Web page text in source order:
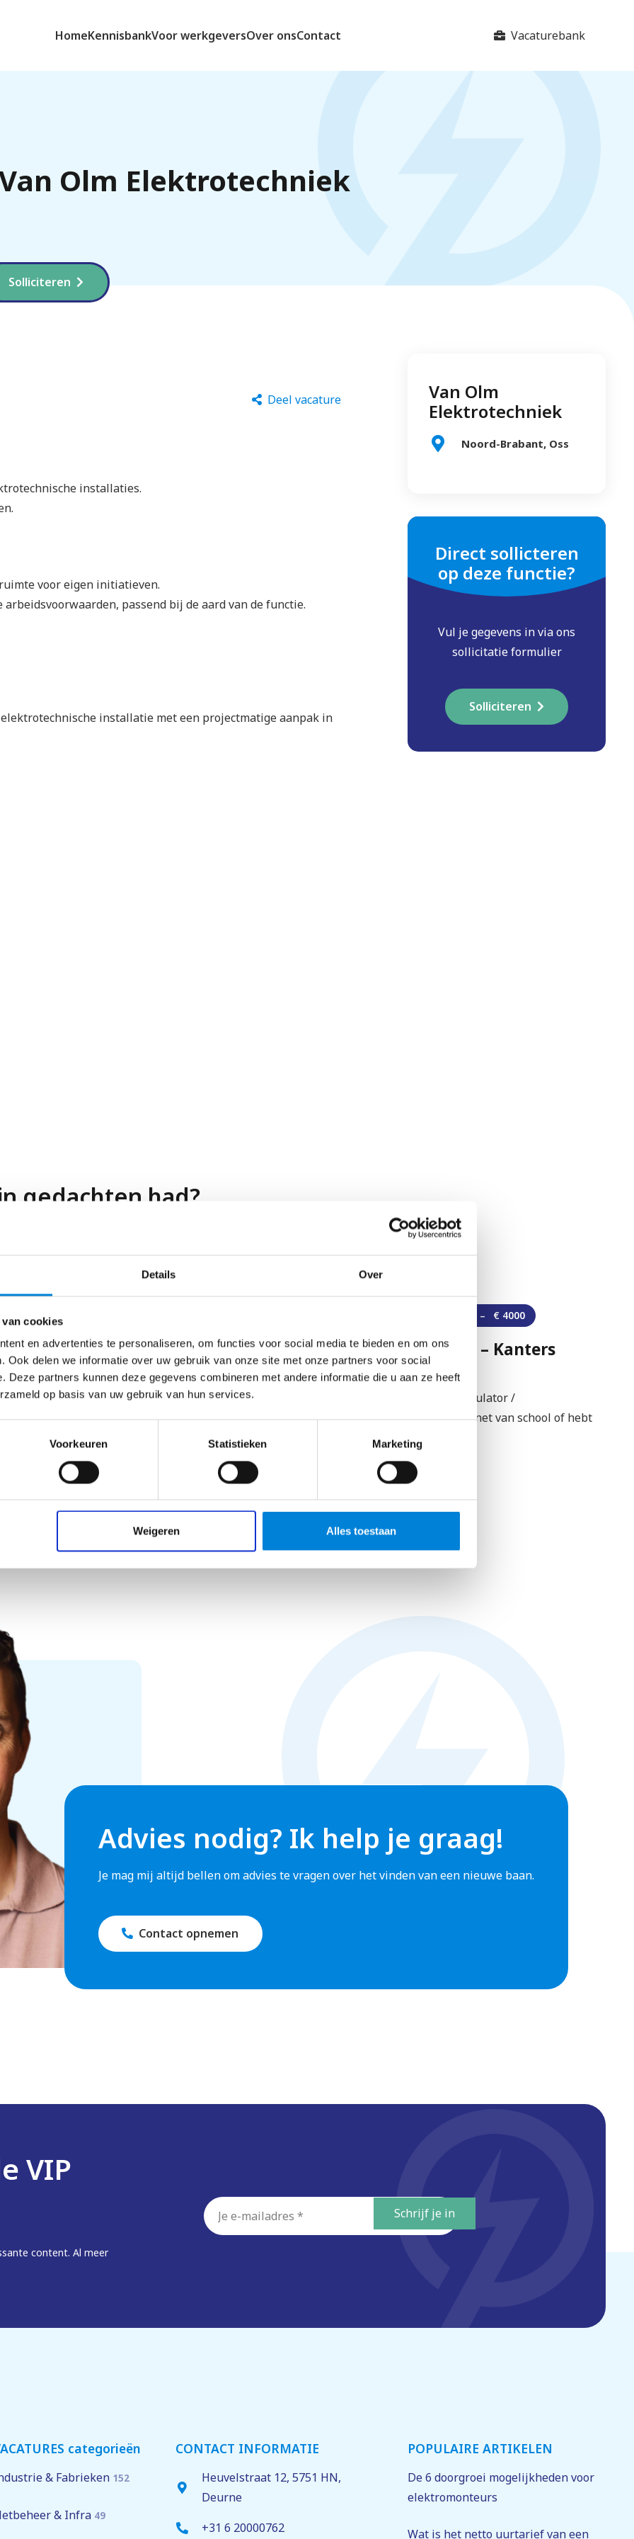
Details Over
cookies
en advertenties te personaliseren, om functies voor social media te bieden en om ons
Ook delen we informatie over uw gebruik van onze site met onze partners voor social
Deze partners kunnen deze gegevens combineren met andere informatie die u aan ze heeft
op basis van uw gebruik van hun services.
Voorkeuren Statistieken Marketing
Weigeren Alles toestaan
HomeKennisbankVoor werkgeversOver onsContact Vacaturebank
Olm Elektrotechniek
Solliciteren
Deel vacature
installaties.
voor eigen initiatieven.
passend bij de aard van de functie.
installatie met een projectmatige aanpak in
. Jouw sollicitatie wordt doorgezet naar Van Olm.
Van Olm
Elektrotechniek
Noord-Brabant, Oss
Direct sollicteren
op deze functie?
Vul je gegevens in via ons
sollicitatie formulier
Solliciteren
gedachten had?
Werkvoorbereider – Kanters
E.Tech
Werken bij Kanters als calculator /
werkvoorbereider! Je komt net van school of hebt
een…
Bekijk vacature
Werkvoorbereider – Elektro
Scheppers
Vacature Werkvoorbereider Geen van onze mooie
projecten gaat van start zonder de zorgvuldige en
nauwkeurige…
Bekijk vacature
Advies nodig? Ik help je graag!
Je mag mij altijd bellen om advies te vragen over het vinden van een nieuwe baan.
Contact opnemen
VIP
content. Al meer
E-
mailadres
categorieën
& Fabrieken 152
& Infra 49
CONTACT INFORMATIE
Heuvelstraat 12,5751 HN,
Deurne
+31 6 20000762
POPULAIRE ARTIKELEN
De 6 doorgroei mogelijkheden voor
elektromonteurs
Wat is het netto uurtarief van een